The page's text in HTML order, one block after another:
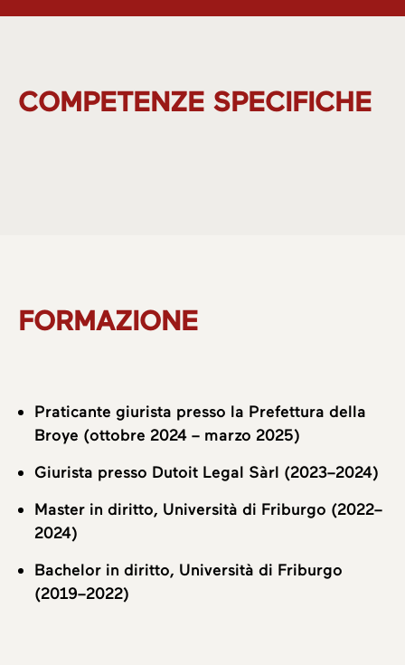
COMPETENZE SPECIFICHE
FORMAZIONE
Praticante giurista presso la Prefettura della
Broye (ottobre 2024 – marzo 2025)
Giurista presso Dutoit Legal Sàrl (2023–2024)
Master in diritto, Università di Friburgo (2022–
2024)
Bachelor in diritto, Università di Friburgo
(2019–2022)
Chi siamo
Aree di attività